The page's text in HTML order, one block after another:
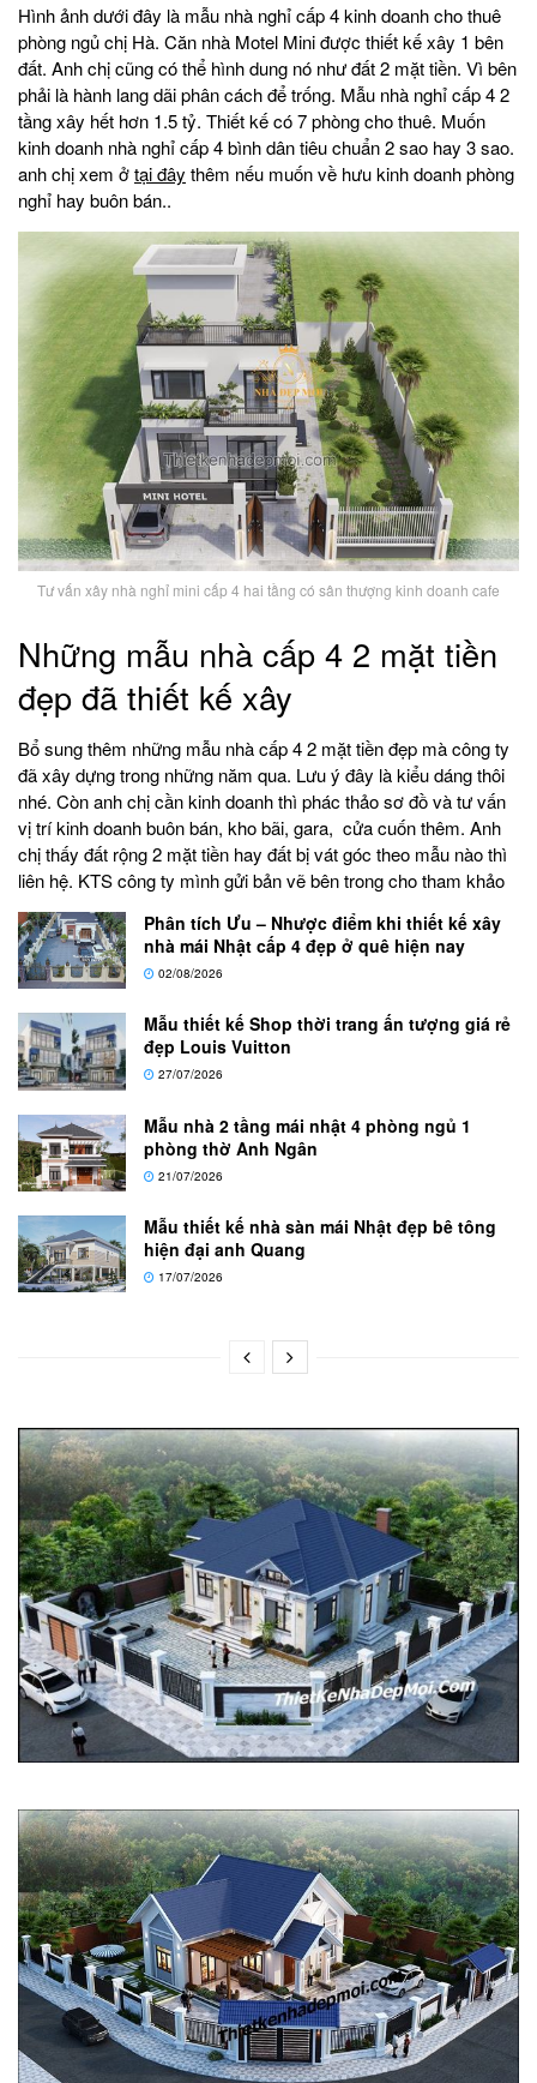
Hình ảnh dưới đây là mẫu nhà nghỉ cấp 4 kinh doanh cho thuê
phòng ngủ chị Hà. Căn nhà Motel Mini được thiết kế xây 1 bên
đất. Anh chị cũng có thể hình dung nó như đất 2 mặt tiền. Vì bên
phải là hành lang dãi phân cách để trống. Mẫu nhà nghỉ cấp 4 2
tầng xây hết hơn 1.5 tỷ. Thiết kế có 7 phòng cho thuê. Muốn
kinh doanh nhà nghỉ cấp 4 bình dân tiêu chuẩn 2 sao hay 3 sao.
anh chị xem ởtại đây thêm nếu muốn về hưu kinh doanh phòng
nghỉ hay buôn bán..
Tư vấn xây nhà nghỉ mini cấp 4 hai tầng có sân thượng kinh doanh cafe
Những mẫu nhà cấp 4 2 mặt tiền
đẹp đã thiết kế xây
Bổ sung thêm những mẫu nhà cấp 4 2 mặt tiền đẹp mà công ty
đã xây dựng trong những năm qua. Lưu ý đây là kiểu dáng thôi
nhé. Còn anh chị cần kinh doanh thì phác thảo sơ đồ và tư vấn
vị trí kinh doanh buôn bán, kho bãi, gara, cửa cuốn thêm. Anh
chị thấy đất rộng 2 mặt tiền hay đất bị vát góc theo mẫu nào thì
liên hệ. KTS công ty mình gửi bản vẽ bên trong cho tham khảo
Phân tích Ưu – Nhược điểm khi thiết kế xây
nhà mái Nhật cấp 4 đẹp ở quê hiện nay
02/08/2026
Mẫu thiết kế Shop thời trang ấn tượng giá rẻ
đẹp Louis Vuitton
27/07/2026
Mẫu nhà 2 tầng mái nhật 4 phòng ngủ 1
phòng thờ Anh Ngân
21/07/2026
Mẫu thiết kế nhà sàn mái Nhật đẹp bê tông
hiện đại anh Quang
17/07/2026